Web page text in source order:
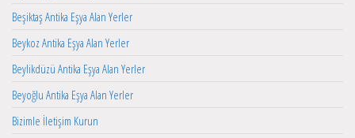
Beşiktaş Antika Eşya Alan Yerler
Beykoz Antika Eşya Alan Yerler
Beylikdüzü Antika Eşya Alan Yerler
Beyoğlu Antika Eşya Alan Yerler
Bizimle İletişim Kurun